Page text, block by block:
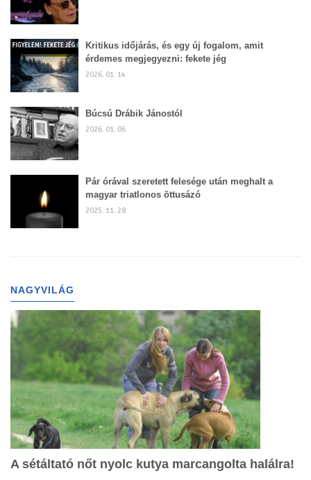
Kritikus időjárás, és egy új fogalom, amit
érdemes megjegyezni: fekete jég
2026. 01. 14
Búcsú Drábik Jánostól
2026. 01. 06
Pár órával szeretett felesége után meghalt a
magyar triatlonos öttusázó
2025. 11. 28
NAGYVILÁG
A sétáltató nőt nyolc kutya marcangolta halálra!